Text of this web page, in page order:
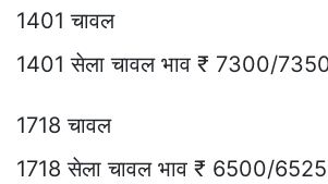
1401 चावल
1401 सेला चावल भाव ₹ 7300/
1718 चावल
1718 सेला चावल भाव ₹ 6500/6525